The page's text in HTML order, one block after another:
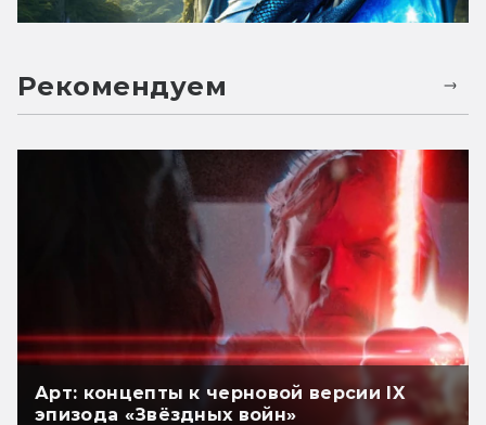
Рекомендуем
Арт: концепты к черновой версии IX
эпизода «Звёздных войн»